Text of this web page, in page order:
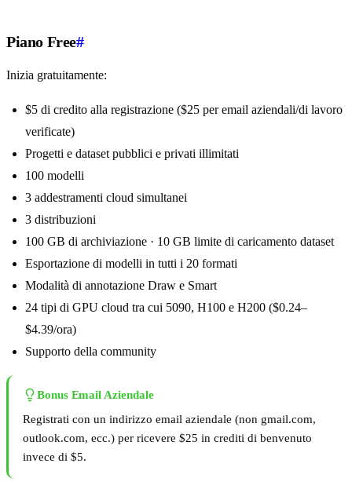
Piano Free#
Inizia gratuitamente:
$5 di credito alla registrazione ($25 per email aziendali/di lavoro
verificate)
Progetti e dataset pubblici e privati illimitati
100 modelli
3 addestramenti cloud simultanei
3 distribuzioni
100 GB di archiviazione · 10 GB limite di caricamento dataset
Esportazione di modelli in tutti i 20 formati
Modalità di annotazione Draw e Smart
24 tipi di GPU cloud tra cui 5090, H100 e H200 ($0.24–
$4.39/ora)
Supporto della community
Bonus Email Aziendale
Registrati con un indirizzo email aziendale (non gmail.com,
outlook.com, ecc.) per ricevere $25 in crediti di benvenuto
invece di $5.